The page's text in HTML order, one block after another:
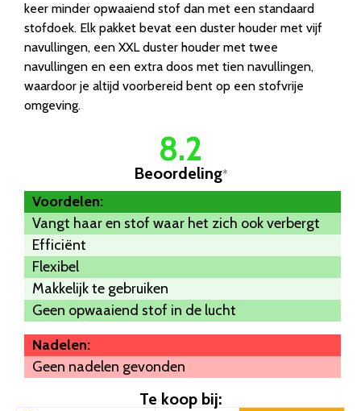
keer minder opwaaiend stof dan met een standaard
stofdoek. Elk pakket bevat een duster houder met vijf
navullingen, een XXL duster houder met twee
navullingen en een extra doos met tien navullingen,
waardoor je altijd voorbereid bent op een stofvrije
omgeving.
8.2
Beoordeling*
Voordelen:
Vangt haar en stof waar het zich ook verbergt
Efficiënt
Flexibel
Makkelijk te gebruiken
Geen opwaaiend stof in de lucht
Nadelen:
Geen nadelen gevonden
Te koop bij: